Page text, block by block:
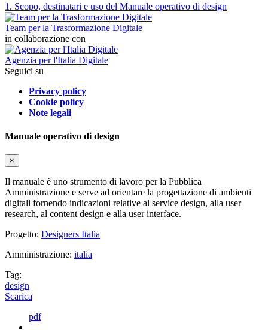
1. Scopo, destinatari e uso del Manuale operativo di design
Team per la Trasformazione Digitale
in collaborazione con
Agenzia per l'Italia Digitale
Seguici su
Privacy policy
Cookie policy
Note legali
Manuale operativo di design
×
Il manuale è uno strumento di lavoro per la Pubblica
Amministrazione e serve ad orientare la progettazione di ambienti
digitali fornendo indicazioni relative al service design, alla user
research, al content design e alla user interface.
Progetto: Designers Italia
Amministrazione: italia
Tag:
design
Scarica
pdf